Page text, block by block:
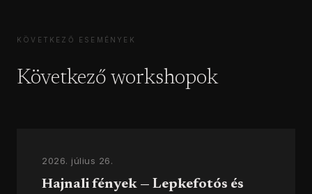
KÖVETKEZŐ ESEMÉNYEK
Következő workshopok
2026. július 26.
Hajnali fények — Lepkefotós és